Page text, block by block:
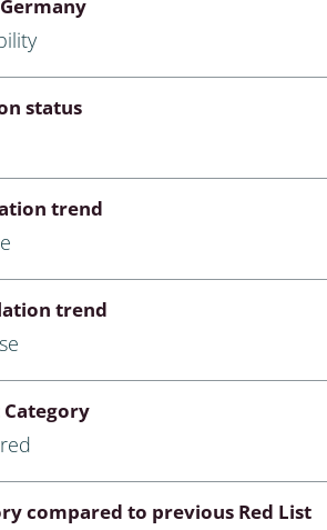
status
trend
trend
Category
compared to previous Red List